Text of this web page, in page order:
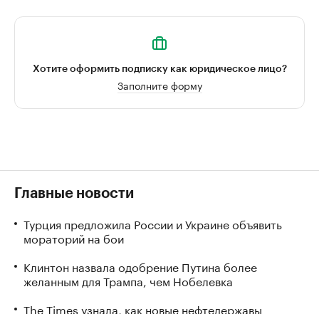
Хотите оформить подписку как юридическое лицо?
Заполните форму
Главные новости
Турция предложила России и Украине объявить
мораторий на бои
Клинтон назвала одобрение Путина более
желанным для Трампа, чем Нобелевка
The Times узнала, как новые нефтедержавы